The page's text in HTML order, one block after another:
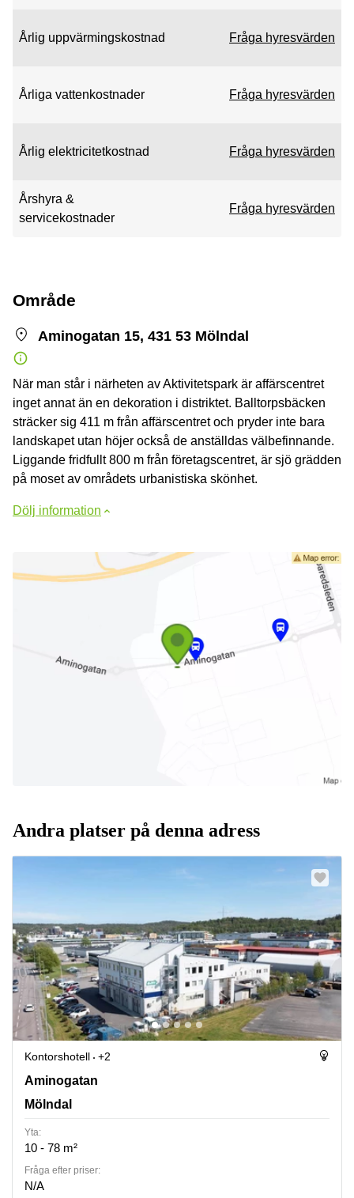
Årlig uppvärmingskostnad Fråga hyresvärden
Årliga vattenkostnader Fråga hyresvärden
Årlig elektricitetkostnad Fråga hyresvärden
Årshyra &
servicekostnader
Fråga hyresvärden
Område
Aminogatan 15, 431 53 Mölndal
När man står i närheten av Aktivitetspark är affärscentret
inget annat än en dekoration i distriktet. Balltorpsbäcken
sträcker sig 411 m från affärscentret och pryder inte bara
landskapet utan höjer också de anställdas välbefinnande.
Liggande fridfullt 800 m från företagscentret, är sjö grädden
på moset av områdets urbanistiska skönhet.
Dölj information
Andra platser på denna adress
Kontorshotell
+2
Aminogatan 15, Mölndal
Aminogatan
Mölndal
Yta:
10 - 78 m²
Fråga efter priser:
N/A